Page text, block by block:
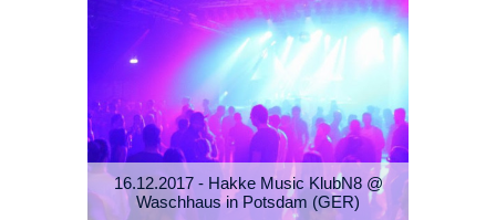
16.12.2017 - Hakke Music KlubN8 @
Waschhaus in Potsdam (GER)